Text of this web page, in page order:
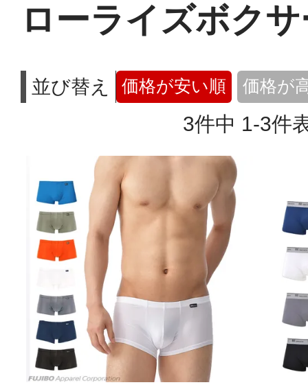
ローライズボク
並び替え 価格が安い順 価格が
3件中 1-3件